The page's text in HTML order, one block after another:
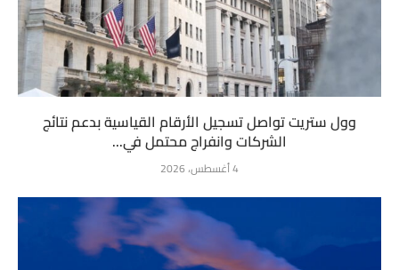
وول ستريت تواصل تسجيل الأرقام القياسية بدعم نتائج
الشركات وانفراج محتمل في...
4 أغسطس، 2026